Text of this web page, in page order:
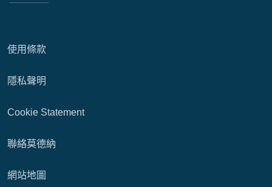
使用條款
隱私聲明
Cookie Statement
聯絡莫德納
網站地圖